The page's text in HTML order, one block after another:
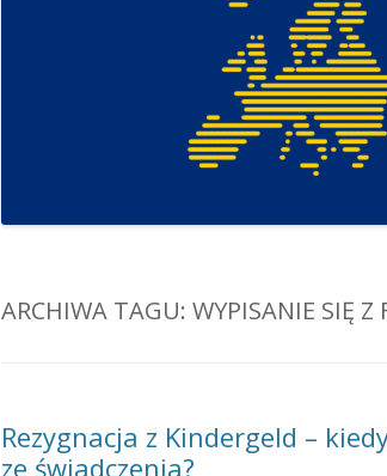
ARCHIWA TAGU: WYPISANIE SIĘ Z
Rezygnacja z Kindergeld –
ze świadczenia?